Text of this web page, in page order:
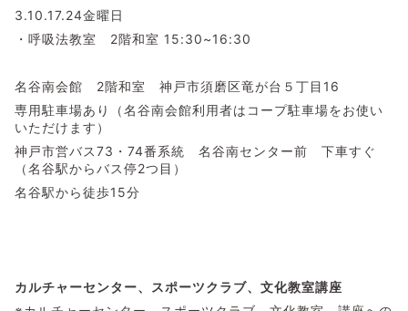
3.10.17.24金曜日
・呼吸法教室 2階和室 15:30~16:30
名谷南会館 2階和室 神戸市須磨区竜が台５丁目16
専用駐車場あり（名谷南会館利用者はコープ駐車場をお使い
いただけます）
神戸市営バス73・74番系統 名谷南センター前 下車すぐ
（名谷駅からバス停2つ目）
名谷駅から徒歩15分
カルチャーセンター、スポーツクラブ、文化教室講座